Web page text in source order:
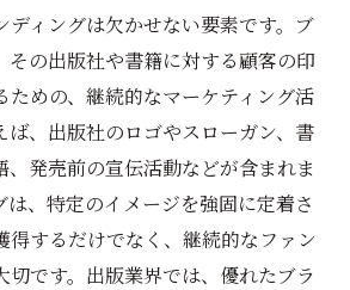
ディングは欠かせない要素です。ブ
その出版社や書籍に対する顧客の印
ための、継続的なマーケティング活
ば、出版社のロゴやスローガン、書
、発売前の宣伝活動などが含まれま
は、特定のイメージを強固に定着さ
得するだけでなく、継続的なファン
切です。出版業界では、優れたブラ